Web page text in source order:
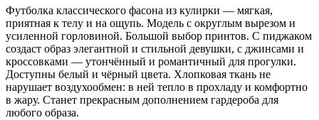
Футболка классического фасона из кулирки — мягкая,
приятная к телу и на ощупь. Модель с округлым вырезом и
усиленной горловиной. Большой выбор принтов. С пиджаком
создаст образ элегантной и стильной девушки, с джинсами и
кроссовками — утончённый и романтичный для прогулки.
Доступны белый и чёрный цвета. Хлопковая ткань не
нарушает воздухообмен: в ней тепло в прохладу и комфортно
в жару. Станет прекрасным дополнением гардероба для
любого образа.